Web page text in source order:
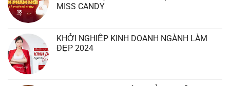
MISS CANDY
KHỞI NGHIỆP KINH DOANH NGÀNH LÀM
ĐẸP 2024